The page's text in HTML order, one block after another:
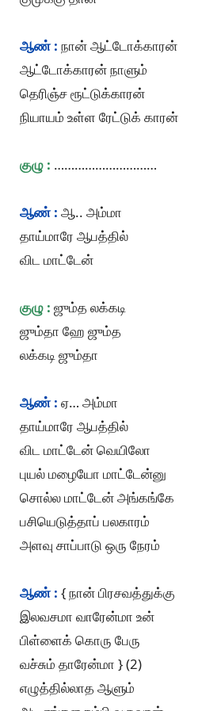
ஆண் : நான் ஆட்டோக்காரன்
ஆட்டோக்காரன் நாளும்
தெரிஞ்ச ரூட்டுக்காரன்
நியாயம் உள்ள ரேட்டுக் காரன்
குழு : …………………………
ஆண் : ஆ.. அம்மா
தாய்மாரே ஆபத்தில்
விட மாட்டேன்
குழு : ஜும்த லக்கடி
ஜும்தா ஹே ஜும்த
லக்கடி ஜும்தா
ஆண் : ஏ… அம்மா
தாய்மாரே ஆபத்தில்
விட மாட்டேன் வெயிலோ
புயல் மழையோ மாட்டேன்னு
சொல்ல மாட்டேன் அங்கங்கே
பசியெடுத்தாப் பலகாரம்
அளவு சாப்பாடு ஒரு நேரம்
ஆண் : { நான் பிரசவத்துக்கு
இலவசமா வாரேன்மா உன்
பிள்ளைக் கொரு பேரு
வச்சும் தாரேன்மா } (2)
எழுத்தில்லாத ஆளும்